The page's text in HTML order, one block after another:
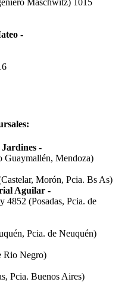
Maschwitz) 1015
-
Jardines -
Guaymallén, Mendoza)
Morón, Pcia. Bs As)
Aguilar -
4852 (Posadas, Pcia. de
Pcia. de Neuquén)
Rio Negro)
Pcia. Buenos Aires)